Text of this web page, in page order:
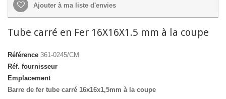
Tube carré en Fer 16X16X1.5 mm à la coupe
Référence 361-0245/CM
Réf. fournisseur
Emplacement
Barre de fer tube carré 16x16x1,5mm à la coupe
Ajouter à ma liste d'envies